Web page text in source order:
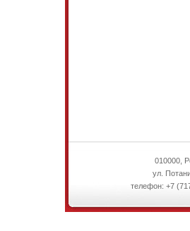
010000,
ул.
телефон: +7